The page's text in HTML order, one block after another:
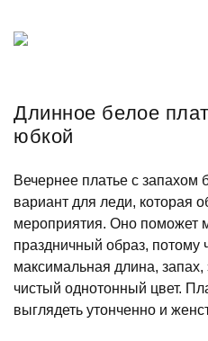
Длинное белое
юбкой
Вечернее платье с запахом
вариант для леди, которая
мероприятия. Оно поможет
праздничный образ, потому
максимальная длина, запах,
чистый однотонный цвет.
выглядеть утонченно и